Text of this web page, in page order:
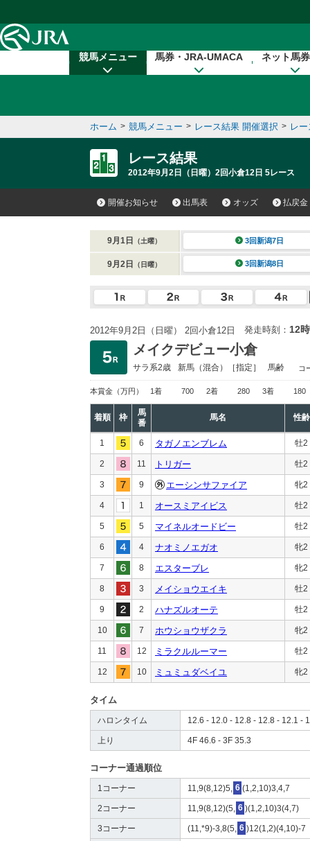
競馬メニュー 馬券・JRA-UMACA ネット馬
ホーム > 競馬メニュー > レース結果 開催選択 > レ
レース結果
2012年9月2日（日曜）2回小倉12日 5レース
開催お知らせ 出馬表 オッズ 払戻金
9月1日 （土曜） 3回新潟7日
9月2日 （日曜） 3回新潟8日
2012年9月2日（日曜） 2回小倉12日 発走時刻： 12
メイクデビュー小倉
サラ系2歳 新馬 （混合）［指定］ 馬齢 コ
本賞金 （万円） 1着 700 2着 280 3着 180
着順 枠
馬
番
馬名 性齢
1 6 タガノエンブレム 牡2
2 11 トリガー 牡2
3 9 エーシンサファイア 牝2
4 1 オースミアイビス 牡2
5 5 マイネルオードビー 牡2
6 4 ナオミノエガオ 牝2
7 8 エスターブレ 牝2
8 3 メイショウエイキ 牡2
9 2 ハナズルオーテ 牡2
10 7 ホウショウザクラ 牝2
11 12 ミラクルルーマー 牡2
12 10 ミュミュダベイユ 牝2
タイム
ハロンタイム 12.6 - 12.0 - 12.8 - 12.8 - 12.1 -
上り 4F 46.6 - 3F 35.3
コーナー通過順位
1コーナー 11,9(8,12)5, 6 (1,2,10)3,4,7
2コーナー 11,9(8,12)(5, 6 )(1,2,10)3(4,7)
3コーナー (11,*9)-3,8(5, 6 )12(1,2)(4,10)-7